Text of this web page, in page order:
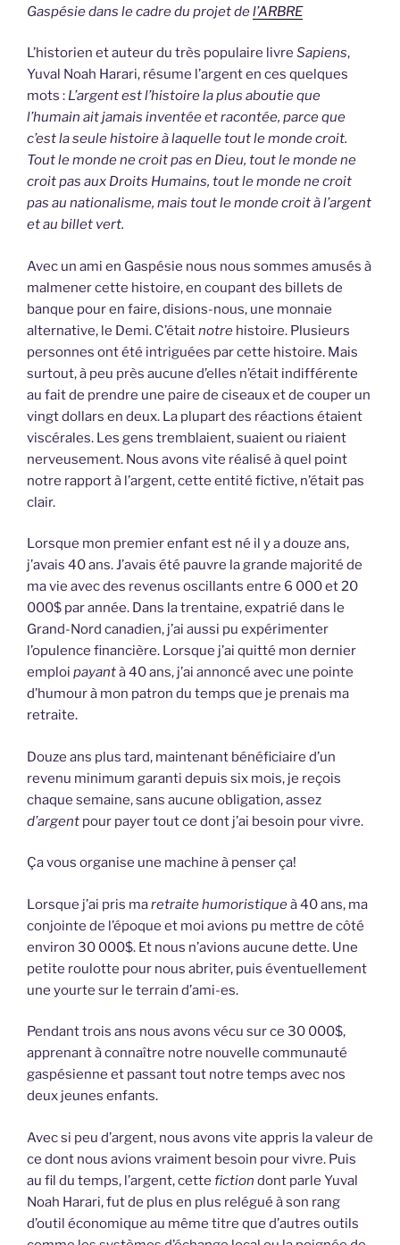
Gaspésie dans le cadre du projet del’ARBRE
L’historien et auteur du très populaire livre Sapiens,
Yuval Noah Harari, résume l’argent en ces quelques
mots : L’argent est l’histoire la plus aboutie que
l’humain ait jamais inventée et racontée, parce que
c’est la seule histoire à laquelle tout le monde croit.
Tout le monde ne croit pas en Dieu, tout le monde ne
croit pas aux Droits Humains, tout le monde ne croit
pas au nationalisme, mais tout le monde croit à l’argent
et au billet vert.
Avec un ami en Gaspésie nous nous sommes amusés à
malmener cette histoire, en coupant des billets de
banque pour en faire, disions-nous, une monnaie
alternative, le Demi. C’étaitnotre histoire. Plusieurs
personnes ont été intriguées par cette histoire. Mais
surtout, à peu près aucune d’elles n’était indifférente
au fait de prendre une paire de ciseaux et de couper un
vingt dollars en deux. La plupart des réactions étaient
viscérales. Les gens tremblaient, suaient ou riaient
nerveusement. Nous avons vite réalisé à quel point
notre rapport à l’argent, cette entité fictive, n’était pas
clair.
Lorsque mon premier enfant est né il y a douze ans,
j’avais 40 ans. J’avais été pauvre la grande majorité de
ma vie avec des revenus oscillants entre 6 000 et 20
000$ par année. Dans la trentaine, expatrié dans le
Grand-Nord canadien, j’ai aussi pu expérimenter
l’opulence financière. Lorsque j’ai quitté mon dernier
emploi payantà 40 ans, j’ai annoncé avec une pointe
d’humour à mon patron du temps que je prenais ma
retraite.
Douze ans plus tard, maintenant bénéficiaire d’un
revenu minimum garanti depuis six mois, je reçois
chaque semaine, sans aucune obligation, assez
d’argent pour payer tout ce dont j’ai besoin pour vivre.
Ça vous organise une machine à penser ça!
Lorsque j’ai pris maretraite humoristiqueà 40 ans, ma
conjointe de l’époque et moi avions pu mettre de côté
environ 30 000$. Et nous n’avions aucune dette. Une
petite roulotte pour nous abriter, puis éventuellement
une yourte sur le terrain d’ami-es.
Pendant trois ans nous avons vécu sur ce 30 000$,
apprenant à connaître notre nouvelle communauté
gaspésienne et passant tout notre temps avec nos
deux jeunes enfants.
Avec si peu d’argent, nous avons vite appris la valeur de
ce dont nous avions vraiment besoin pour vivre. Puis
au fil du temps, l’argent, cette fiction dont parle Yuval
Noah Harari, fut de plus en plus relégué à son rang
d’outil économique au même titre que d’autres outils